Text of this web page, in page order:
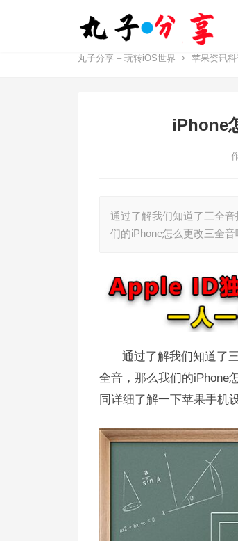
丸子分享 – 玩转iOS世界 苹果资讯
iPhone
通过了解我们知道了三全
们的iPhone怎么更改三全
通过了解我们知道了
全音，那么我们的iPhone
同详细了解一下苹果手机